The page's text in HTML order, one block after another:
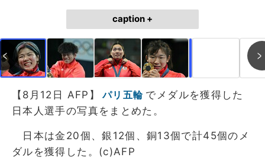
caption +
成中 画像作成中
【8月12日 AFP】 パリ五輪 でメダルを獲得した
日本人選手の写真をまとめた。
日本は金20個、銀12個、銅13個で計45個のメ
ダルを獲得した。(c)AFP